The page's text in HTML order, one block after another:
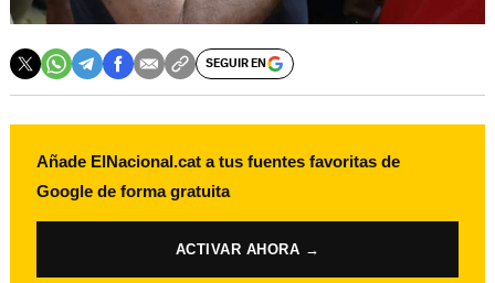
SEGUIR EN
Añade ElNacional.cat a tus fuentes favoritas de
Google de forma gratuita
ACTIVAR AHORA →